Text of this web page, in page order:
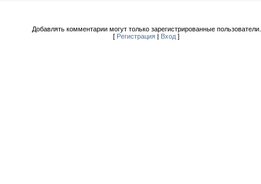
Добавлять комментарии могут только зарегистрированные пользователи.
[ Регистрация Вход]